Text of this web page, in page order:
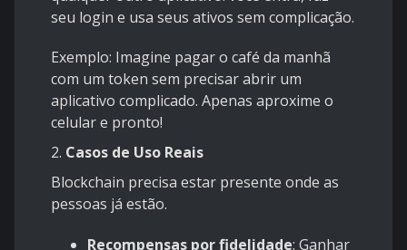
seu login e usa seus ativos sem complicação.
Exemplo: Imagine pagar o café da manhã
com um token sem precisar abrir um
aplicativo complicado. Apenas aproxime o
celular e pronto!
2. Casos de Uso Reais
Blockchain precisa estar presente onde as
pessoas já estão.
Recompensas por fidelidade: Ganhar